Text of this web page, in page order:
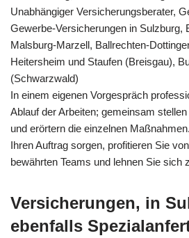
Unabhängiger Versicherungsberater,
Gewerbe-Versicherungen in Sulzburg,
Malsburg-Marzell, Ballrechten-
Heitersheim und Staufen (Breisgau),
(Schwarzwald)
In einem eigenen Vorgespräch
Ablauf der Arbeiten; gemeinsam
und erörtern die einzelnen
Ihren Auftrag sorgen, profitieren Sie
bewährten Teams und lehnen Sie sich
Versicherungen, in
ebenfalls